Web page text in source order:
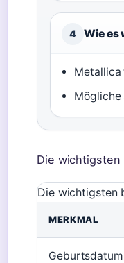
4 Wie es
Metallica
Mögliche
Die wichtigsten
Die wichtigsten
MERKMAL
Geburtsdatum